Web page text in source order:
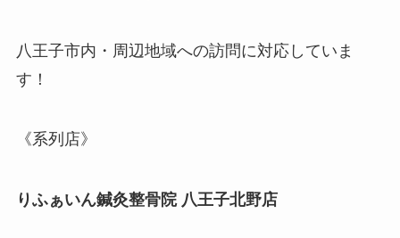
八王子市内・周辺地域への訪問に対応していま
す！
《系列店》
りふぁいん鍼灸整骨院 八王子北野店